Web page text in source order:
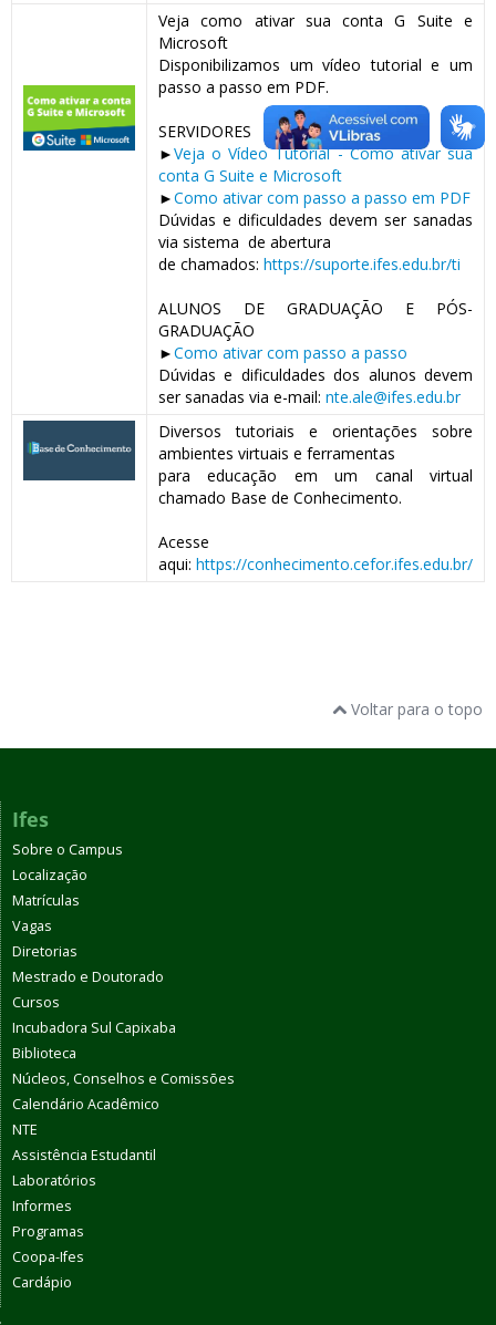
Veja como ativar sua conta G Suite e
Microsoft
Disponibilizamos um vídeo tutorial e um
passo a passo em PDF.
SERVIDORES
►Veja o Vídeo Tutorial - Como ativar sua
conta G Suite e Microsoft
►Como ativar com passo a passo em PDF
Dúvidas e dificuldades devem ser sanadas
via sistema de abertura
de chamados: https://suporte.ifes.edu.br/ti
ALUNOS DE GRADUAÇÃO E PÓS-
GRADUAÇÃO
►Como ativar com passo a passo
Dúvidas e dificuldades dos alunos devem
ser sanadas via e-mail: nte.ale@ifes.edu.br
Diversos tutoriais e orientações sobre
ambientes virtuais e ferramentas
para educação em um canal virtual
chamado Base de Conhecimento.
Acesse
aqui: https://conhecimento.cefor.ifes.edu.br/
Voltar para o topo
Ifes
Sobre o Campus
Localização
Matrículas
Vagas
Diretorias
Mestrado e Doutorado
Cursos
Incubadora Sul Capixaba
Biblioteca
Núcleos, Conselhos e Comissões
Calendário Acadêmico
NTE
Assistência Estudantil
Laboratórios
Informes
Programas
Coopa-Ifes
Cardápio